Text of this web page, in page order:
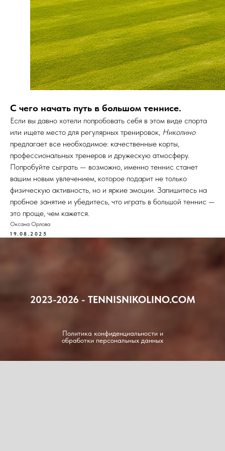
С чего начать путь в большом теннисе.
Если вы давно хотели попробовать себя в этом виде спорта
или ищете место для регулярных тренировок, Николино
предлагает все необходимое: качественные корты,
профессиональных тренеров и дружескую атмосферу.
Попробуйте сыграть — возможно, именно теннис станет
вашим новым увлечением, которое подарит не только
физическую активность, но и яркие эмоции. Запишитесь на
пробное занятие и убедитесь, что играть в большой теннис —
это проще, чем кажется.
Оксана Орлова
19.08.2025
2023-2026 - TENNISNIKOLINO.COM
Политика конфиденциальности и
обработки персональных данных